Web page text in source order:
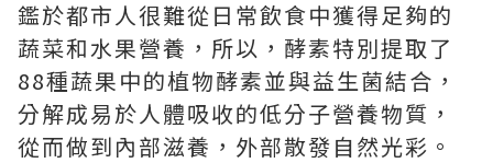
鑑於都市人很難從日常飲食中獲得足夠的
蔬菜和水果營養，所以，酵素特別提取了
88種蔬果中的植物酵素並與益生菌結合，
分解成易於人體吸收的低分子營養物質，
從而做到內部滋養，外部散發自然光彩。